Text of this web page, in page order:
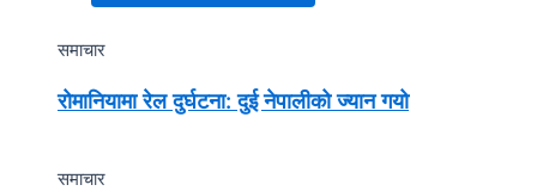
समाचार
रोमानियामा रेल दुर्घटना: दुई नेपालीको ज्यान गयो
समाचार